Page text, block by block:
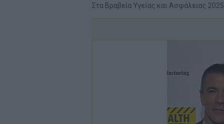
Στα Βραβεία Υγείας και Ασφάλειας 2025